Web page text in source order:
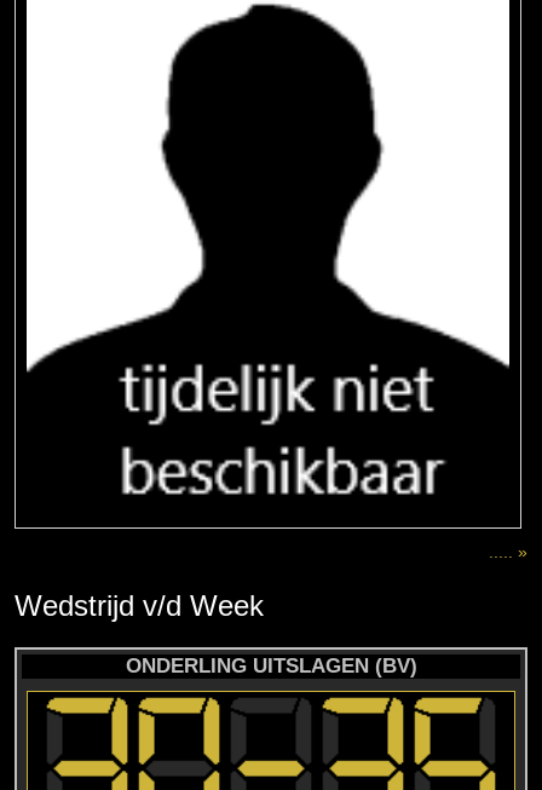
..... »
Wedstrijd v/d Week
ONDERLING UITSLAGEN (BV)